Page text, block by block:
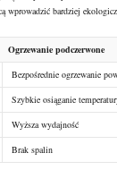
wprowadzić bardziej
Ogrzewanie podczerwone
Bezpośrednie ogrzewanie
Szybkie osiąganie
Wyższa wydajność
Brak spalin